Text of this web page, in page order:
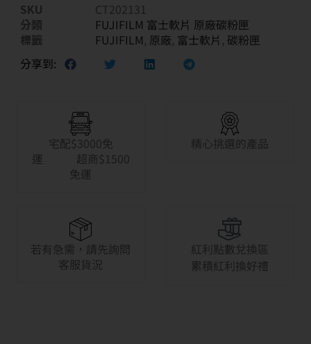
SKU
CT202131
分類
FUJIFILM 富士軟片 原廠碳粉匣
標籤
FUJIFILM, 原廠, 富士軟片 , 碳粉匣
分享到:
宅配$3000免
運 超商$1500
免運
精心挑選的產品
若有急需，請先詢問
客服貨況
紅利點數兌換區
累積紅利換好禮